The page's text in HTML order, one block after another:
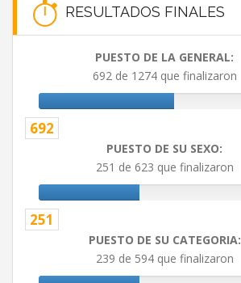
RESULTADOS FINALES
PUESTO DE LA GENERAL:
692 de 1274 que finalizaron
692
PUESTO DE SU SEXO:
251 de 623 que finalizaron
251
PUESTO DE SU CATEGORIA:
239 de 594 que finalizaron